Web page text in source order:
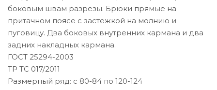
боковым швам разрезы. Брюки прямые на
притачном поясе с застежкой на молнию и
пуговицу. Два боковых внутренних кармана и два
задних накладных кармана.
ГОСТ 25294-2003
ТР ТС 017/2011
Размерный ряд: с 80-84 по 120-124